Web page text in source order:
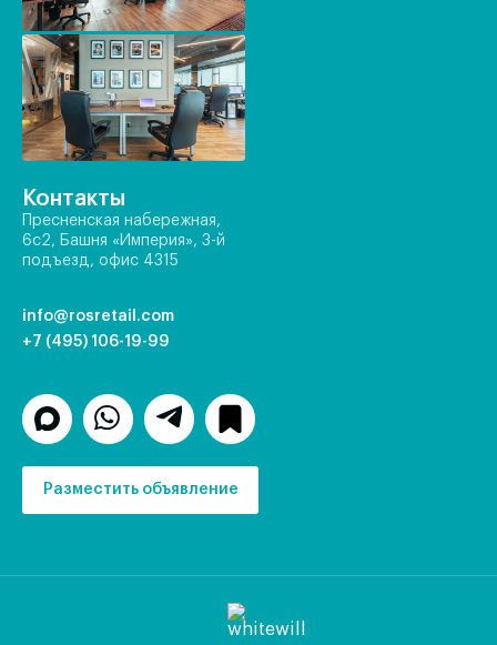
Контакты
Пресненская набережная,
6с2, Башня «Империя», 3-й
подъезд, офис 4315
info@rosretail.com
+7 (495) 106-19-99
Разместить объявление